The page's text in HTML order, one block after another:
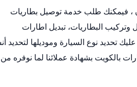
، فيمكنك طلب خدمة توصيل بطاريات
البطاريات، تبديل اطارات
تحديد نوع السيارة وموديلها لتحديد
بالكويت بشهادة عملائنا لما نوفره من